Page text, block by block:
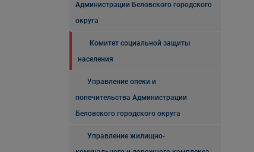
Администрации Беловского городского
округа
Комитет социальной защиты
населения
Управление опеки и
попечительства Администрации
Беловского городского округа
Управление жилищно-